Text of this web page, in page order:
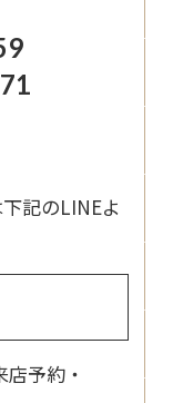
記のLINEよ